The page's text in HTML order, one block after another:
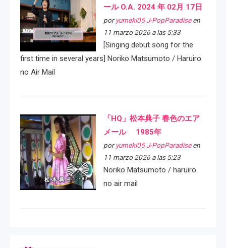
ール O.A. 2024 年 02月 17日
por yumeki05 J-PopParadiseen
11 marzo 2026 a las 5:33
[Singing debut song for the
first time in several years] Noriko Matsumoto / Haruiro
no Air Mail
「HQ」松本典子 春色のエア
メール 1985年
por yumeki05 J-PopParadiseen
11 marzo 2026 a las 5:23
Noriko Matsumoto / haruiro
no air mail